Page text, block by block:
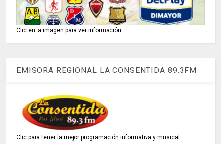
Clic en la imagen para ver información
EMISORA REGIONAL LA CONSENTIDA 89.3FM
Clic para tener la mejor programación informativa y musical